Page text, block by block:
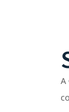
A